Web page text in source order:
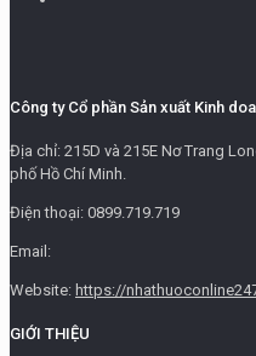
Công ty Cổ phần Sản xuất Kinh
Địa chỉ: 215D và 215E Nơ Trang
phố Hồ Chí Minh.
Điện thoại: 0899.719.719
Email:
Website: https://
GIỚI THIỆU